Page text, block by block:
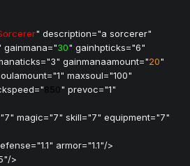
" description="a sorcerer"
gainmana="30" gainhpticks="6"
gainmanaamount="20"
maxsoul="100"
850" prevoc="1"
magic="7" skill="7" equipment="7"
armor="1.1"/>
>